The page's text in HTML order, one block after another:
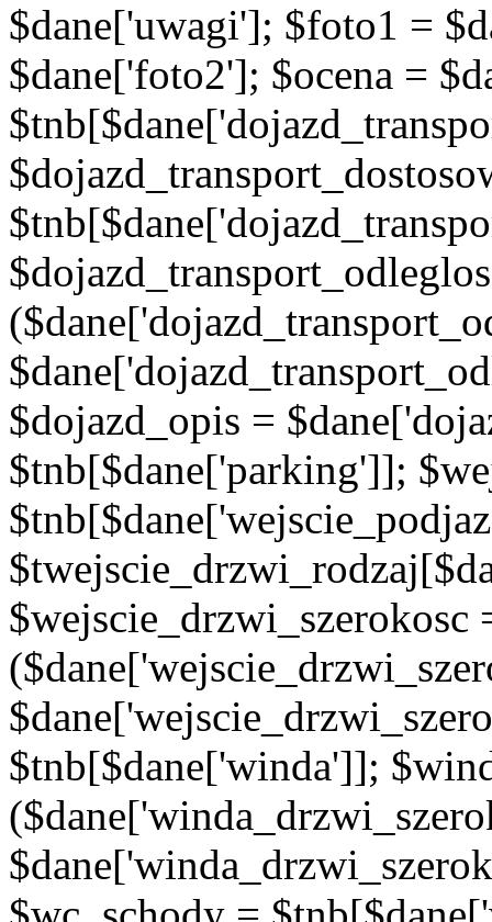
$dane['uwagi']; $foto1 =
$dane['foto2']; $ocena =
$dojazd_opis =
$tnb[$dane['parking']];
$wejscie_drzwi_szerokosc
$tnb[$dane['winda']];